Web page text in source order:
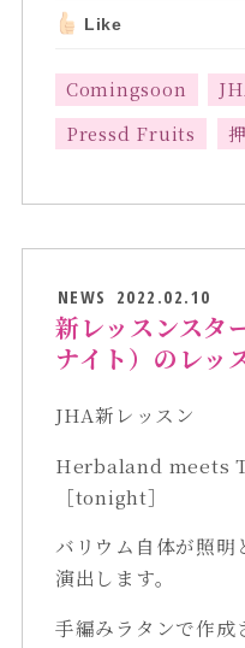
Like
Comingsoon
Pressd Fruits
NEWS 2022.02.10
新レッスンス
ナイト）のレッ
JHA新レッスン
Herbaland meets
［tonight］
バリウム自体が照明
演出します。
手編みラタンで作成